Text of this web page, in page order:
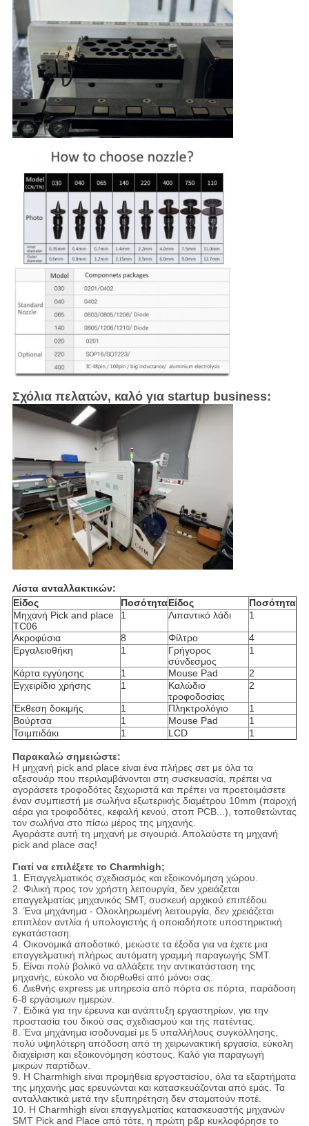
Σχόλια πελατών, καλό για startup business:
Λίστα ανταλλακτικών:
Είδος
ΠοσότηταΕίδος
Ποσότητα
Μηχανή Pick and place
TC06
1 Λιπαντικό λάδι 1
Ακροφύσια 8 Φίλτρο
4
Εργαλειοθήκη
1
Γρήγορος
σύνδεσμος
1
Κάρτα εγγύησης 1 Mouse Pad
2
Εγχειρίδιο χρήσης
1
Καλώδιο
τροφοδοσίας
2
Έκθεση δοκιμής 1 Πληκτρολόγιο
1
Βούρτσα
1 Mouse Pad
1
Τσιμπιδάκι
1 LCD 1
Παρακαλώ σημειώστε:
Η μηχανή pick and place είναι ένα πλήρες σετ με όλα τα
αξεσουάρ που περιλαμβάνονται στη συσκευασία, πρέπει να
αγοράσετε τροφοδότες ξεχωριστά και πρέπει να προετοιμάσετε
έναν συμπιεστή με σωλήνα εξωτερικής διαμέτρου 10mm (παροχή
αέρα για τροφοδότες, κεφαλή κενού, στοπ PCB...), τοποθετώντας
τον σωλήνα στο πίσω μέρος της μηχανής.
Αγοράστε αυτή τη μηχανή με σιγουριά. Απολαύστε τη μηχανή
pick and place σας!
Γιατί να επιλέξετε το Charmhigh;
1. Επαγγελματικός σχεδιασμός και εξοικονόμηση χώρου.
2. Φιλική προς τον χρήστη λειτουργία, δεν χρειάζεται
επαγγελματίας μηχανικός SMT, συσκευή αρχικού επιπέδου
3. Ένα μηχάνημα - Ολοκληρωμένη λειτουργία, δεν χρειάζεται
επιπλέον αντλία ή υπολογιστής ή οποιαδήποτε υποστηρικτική
εγκατάσταση.
4. Οικονομικά αποδοτικό, μειώστε τα έξοδα για να έχετε μια
επαγγελματική πλήρως αυτόματη γραμμή παραγωγής SMT.
5. Είναι πολύ βολικό να αλλάξετε την αντικατάσταση της
μηχανής, εύκολο να διορθωθεί από μόνοι σας.
6. Διεθνής express με υπηρεσία από πόρτα σε πόρτα, παράδοση
6-8 εργάσιμων ημερών.
7. Ειδικά για την έρευνα και ανάπτυξη εργαστηρίων, για την
προστασία του δικού σας σχεδιασμού και της πατέντας.
8. Ένα μηχάνημα ισοδυναμεί με 5 υπαλλήλους συγκόλλησης,
πολύ υψηλότερη απόδοση από τη χειρωνακτική εργασία, εύκολη
διαχείριση και εξοικονόμηση κόστους. Καλό για παραγωγή
μικρών παρτίδων.
9. Η Charmhigh είναι προμήθεια εργοστασίου, όλα τα εξαρτήματα
της μηχανής μας ερευνώνται και κατασκευάζονται από εμάς. Τα
ανταλλακτικά μετά την εξυπηρέτηση δεν σταματούν ποτέ.
10. Η Charmhigh είναι επαγγελματίας κατασκευαστής μηχανών
SMT Pick and Place από τότε, η πρώτη p&p κυκλοφόρησε το